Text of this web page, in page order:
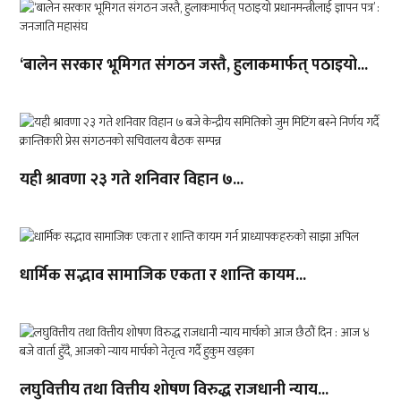
‘बालेन सरकार भूमिगत संगठन जस्तै, हुलाकमार्फत् पठाइयो...
यही श्रावणा २३ गते शनिवार विहान ७...
धार्मिक सद्भाव सामाजिक एकता र शान्ति कायम...
लघुवित्तीय तथा वित्तीय शोषण विरुद्ध राजधानी न्याय...